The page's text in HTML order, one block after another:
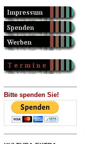
Bitte spenden Sie!